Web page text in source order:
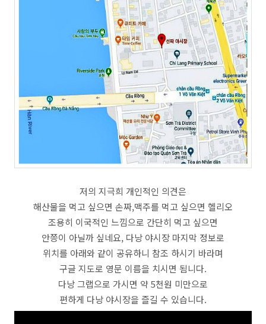
저의 지극희 개인적인 의견은
해산물을 먹고 싶으면 손짜,맥주를 먹고 싶으면 헬리오
조용히 이국적인 느낌으로 간단히 먹고 싶으면
안쯩이 아닐까 싶네요, 다낭 야시장 마지막 정보로
위치를 아래와 같이 공유하니 참조 하시기 바라며
구글 지도로 영문 이름을 치시면 됨니다.
다낭 그랩으로 가시면 약 5천원 미만으로
편하게 다낭 야시장을 즐길 수 있습니다.